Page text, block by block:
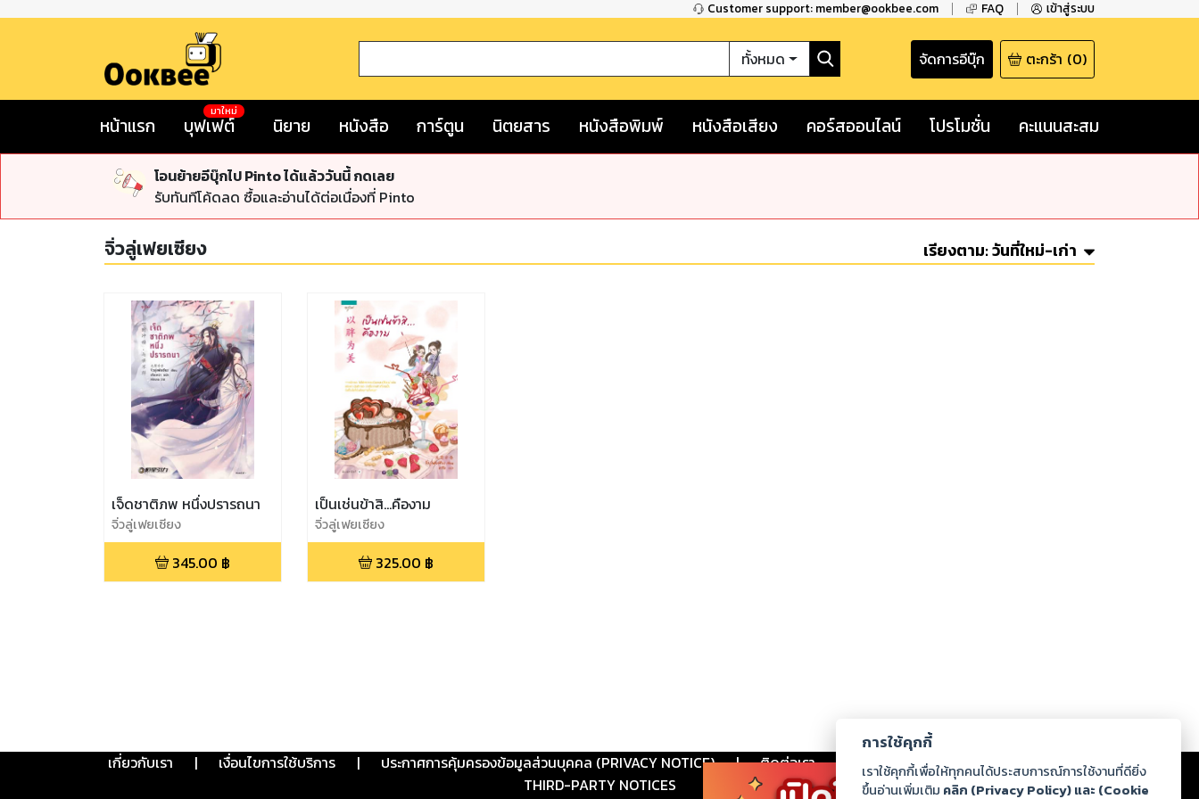
Customer support: member@ookbee.com FAQ เข้าสู่ระบบ
ทั้งหมด จัดการอีบุ๊ก ตะกร้า (0)
หน้าแรก บุฟเฟต์
มาใหม่
นิยาย หนังสือ การ์ตูน นิตยสาร หนังสือพิมพ์ หนังสือเสียง คอร์สออนไลน์ โปรโมชั่น คะแนนสะสม
โอนย้ายอีบุ๊กไป Pinto ได้แล้ววันนี้ กดเลย
รับทันทีโค้ดลด ซื้อและอ่านได้ต่อเนื่องที่ Pinto
จิ่วลู่เฟยเซียง เรียงตาม:วันที่ใหม่-เก่า
เจ็ดชาติภพ หนึ่งปรารถนา
จิ่วลู่เฟยเซียง
345.00 ฿
เป็นเช่นข้าสิ...คืองาม
จิ่วลู่เฟยเซียง
325.00 ฿
เกี่ยวกับเรา | เงื่อนไขการใช้บริการ | ประกาศการคุ้มครองข้อมูลส่วนบุคคล (PRIVACY NOTICE) | ติดต่อเรา ร่วมงานกับเรา ดาวน์โหลด
THIRD-PARTY NOTICES
การใช้คุกกี้
เราใช้คุกกี้เพื่อให้ทุกคนได้ประสบการณ์การใช้งานที่ดียิ่ง
ขึ้นอ่านเพิ่มเติม คลิก (Privacy Policy) และ (Cookie